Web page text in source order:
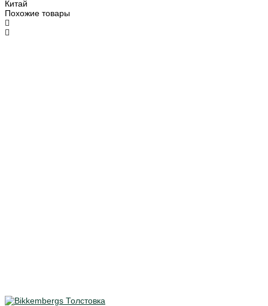
Китай
Похожие товары